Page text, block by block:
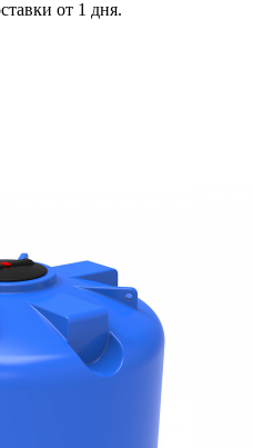
от 1 дня.